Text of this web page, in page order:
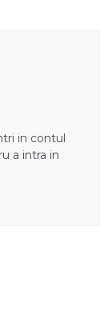
in contul
a intra in